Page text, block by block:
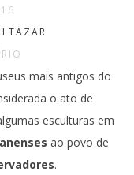
mais antigos do
o ato de
esculturas em
ao povo de
.